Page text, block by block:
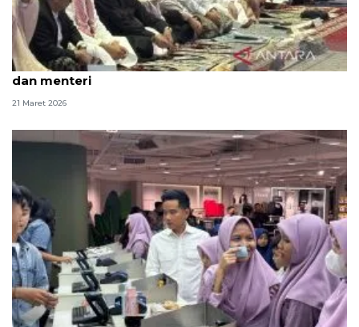
Wapres shalat di Masjid Istiqlal bersama Jan Ethes
dan menteri
21 Maret 2026